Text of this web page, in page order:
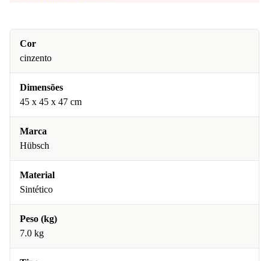
Cor
cinzento
Dimensões
45 x 45 x 47 cm
Marca
Hübsch
Material
Sintético
Peso (kg)
7.0 kg